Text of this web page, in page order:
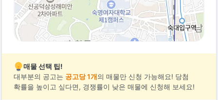
매물 선택 팁!
대부분의 공고는 공고당 1개의 매물만 신청 가능해요! 당첨
확률을 높이고 싶다면, 경쟁률이 낮은 매물에 신청해 보세요!